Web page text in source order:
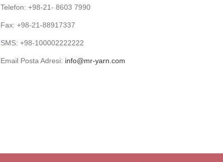
Telefon: +98-21- 8603 7990
Fax: +98-21-88917337
SMS: +98-100002222222
Email Posta Adresi: info@mr-yarn.com